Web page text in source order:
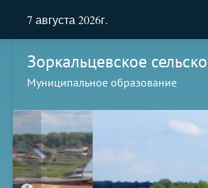
7 августа 2026г.
Зоркальцевское
Муниципальное образование